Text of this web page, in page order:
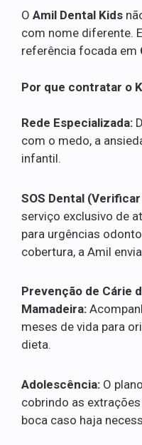
O Amil Dental Kids
com nome diferente.
referência focada em
Por que contratar o
Rede Especializada:
com o medo, a
infantil.
SOS Dental
serviço exclusivo de
para urgências
cobertura, a Amil
Prevenção de Cárie
Mamadeira:
meses de vida para
dieta.
Adolescência: O
cobrindo as
boca caso haja